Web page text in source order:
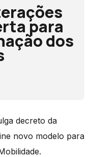
para
dos
decreto da
novo modelo para